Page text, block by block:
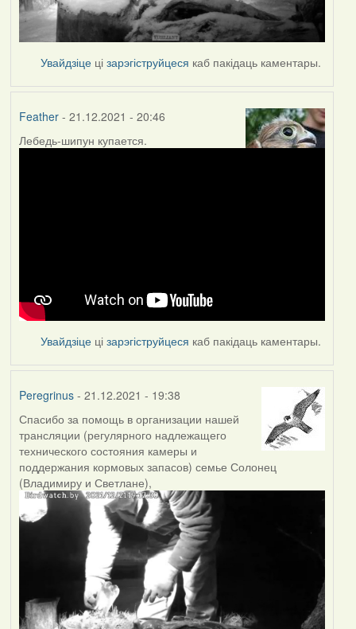
Увайдзіце цізарэгіструйцеся каб пакідаць каментары.
Feather- 21.12.2021 - 20:46
Лебедь-шипун купается.
Увайдзіце цізарэгіструйцеся каб пакідаць каментары.
Peregrinus- 21.12.2021 - 19:38
Спасибо за помощь в организации нашей
трансляции (регулярного надлежащего
технического состояния камеры и
поддержания кормовых запасов) семье Солонец
(Владимиру и Светлане),